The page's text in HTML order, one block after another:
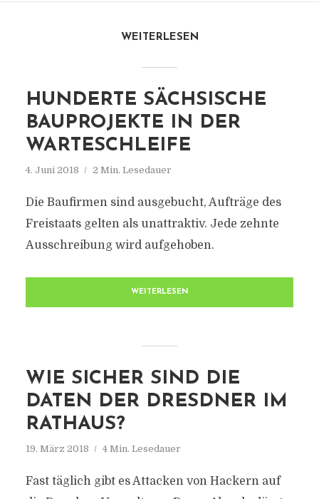
WEITERLESEN
HUNDERTE SÄCHSISCHE
BAUPROJEKTE IN DER
WARTESCHLEIFE
4. Juni 2018 2 Min. Lesedauer
Die Baufirmen sind ausgebucht, Aufträge des
Freistaats gelten als unattraktiv. Jede zehnte
Ausschreibung wird aufgehoben.
WEITERLESEN
WIE SICHER SIND DIE
DATEN DER DRESDNER IM
RATHAUS?
19. März 2018 4 Min. Lesedauer
Fast täglich gibt es Attacken von Hackern auf